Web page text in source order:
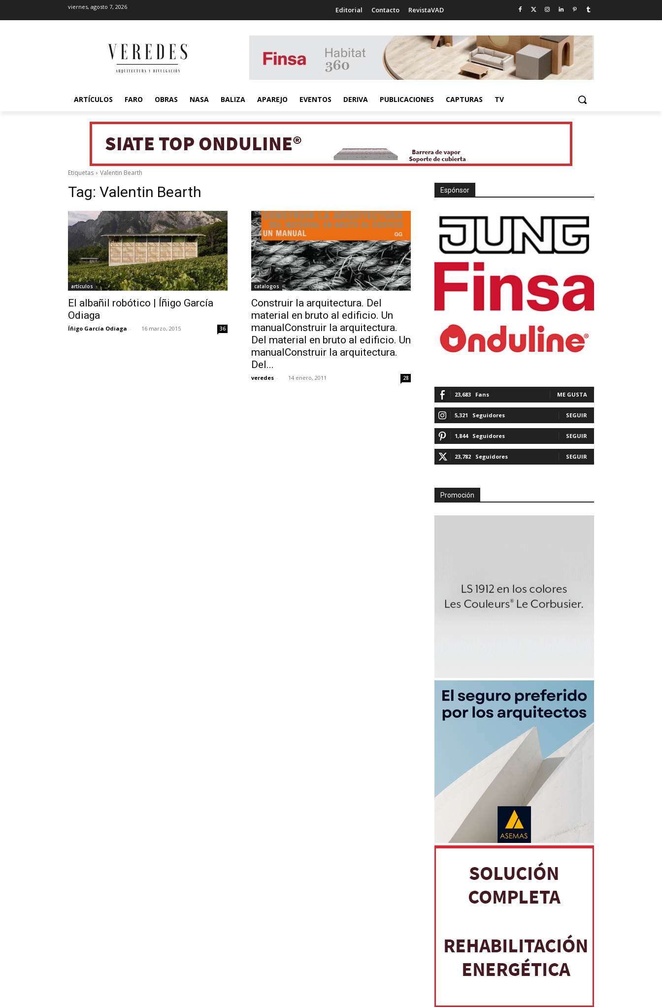
viernes, agosto 7, 2026 Editorial Contacto RevistaVAD
ARTÍCULOS FARO OBRAS NASA BALIZA APAREJO EVENTOS DERIVA PUBLICACIONES CAPTURAS TV
Etiquetas Valentin Bearth
Tag: Valentin Bearth
artículos
El albañil robótico | Íñigo García
Odiaga
Íñigo García Odiaga - 16 marzo, 2015 36
catalogos
Construir la arquitectura. Del
material en bruto al edificio. Un
manualConstruir la arquitectura.
Del material en bruto al edificio. Un
manualConstruir la arquitectura.
Del...
veredes - 14 enero, 2011 28
Espónsor
23,683 Fans ME GUSTA
5,321 Seguidores SEGUIR
1,844 Seguidores SEGUIR
23,782 Seguidores SEGUIR
Promoción